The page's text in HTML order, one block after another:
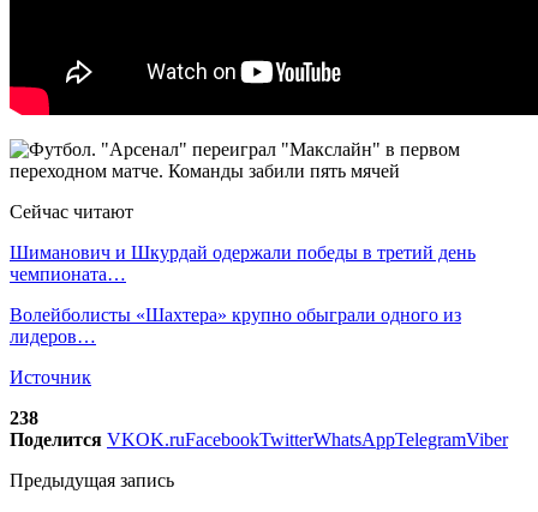
Сейчас читают
Шиманович и Шкурдай одержали победы в третий день
чемпионата…
Волейболисты «Шахтера» крупно обыграли одного из
лидеров…
Источник
238
Поделится VKOK.ruFacebookTwitterWhatsAppTelegramViber
Предыдущая запись